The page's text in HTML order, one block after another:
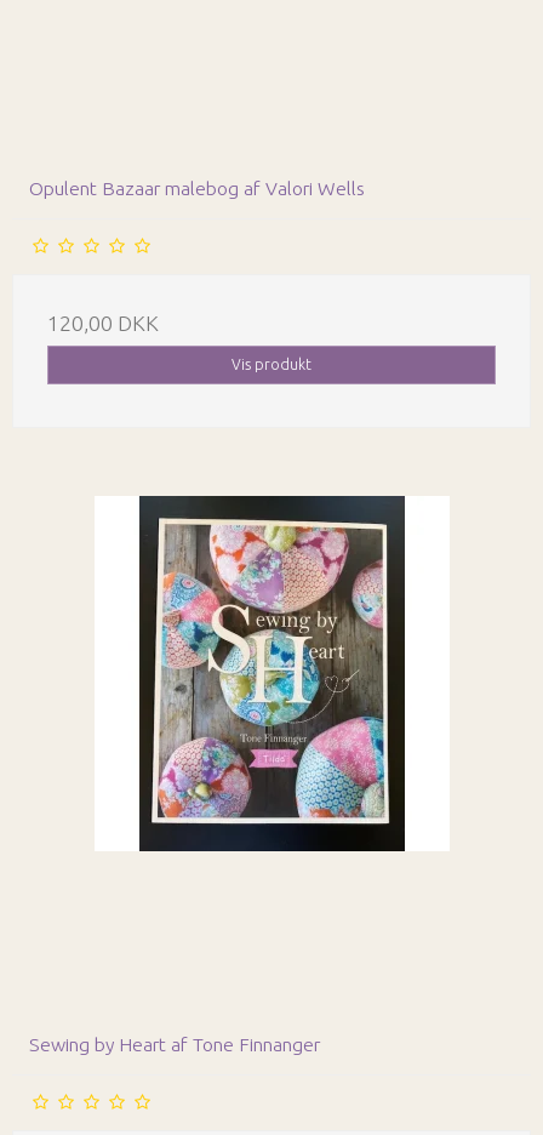
Opulent Bazaar malebog af Valori Wells
120,00 DKK
Vis produkt
Sewing by Heart af Tone Finnanger